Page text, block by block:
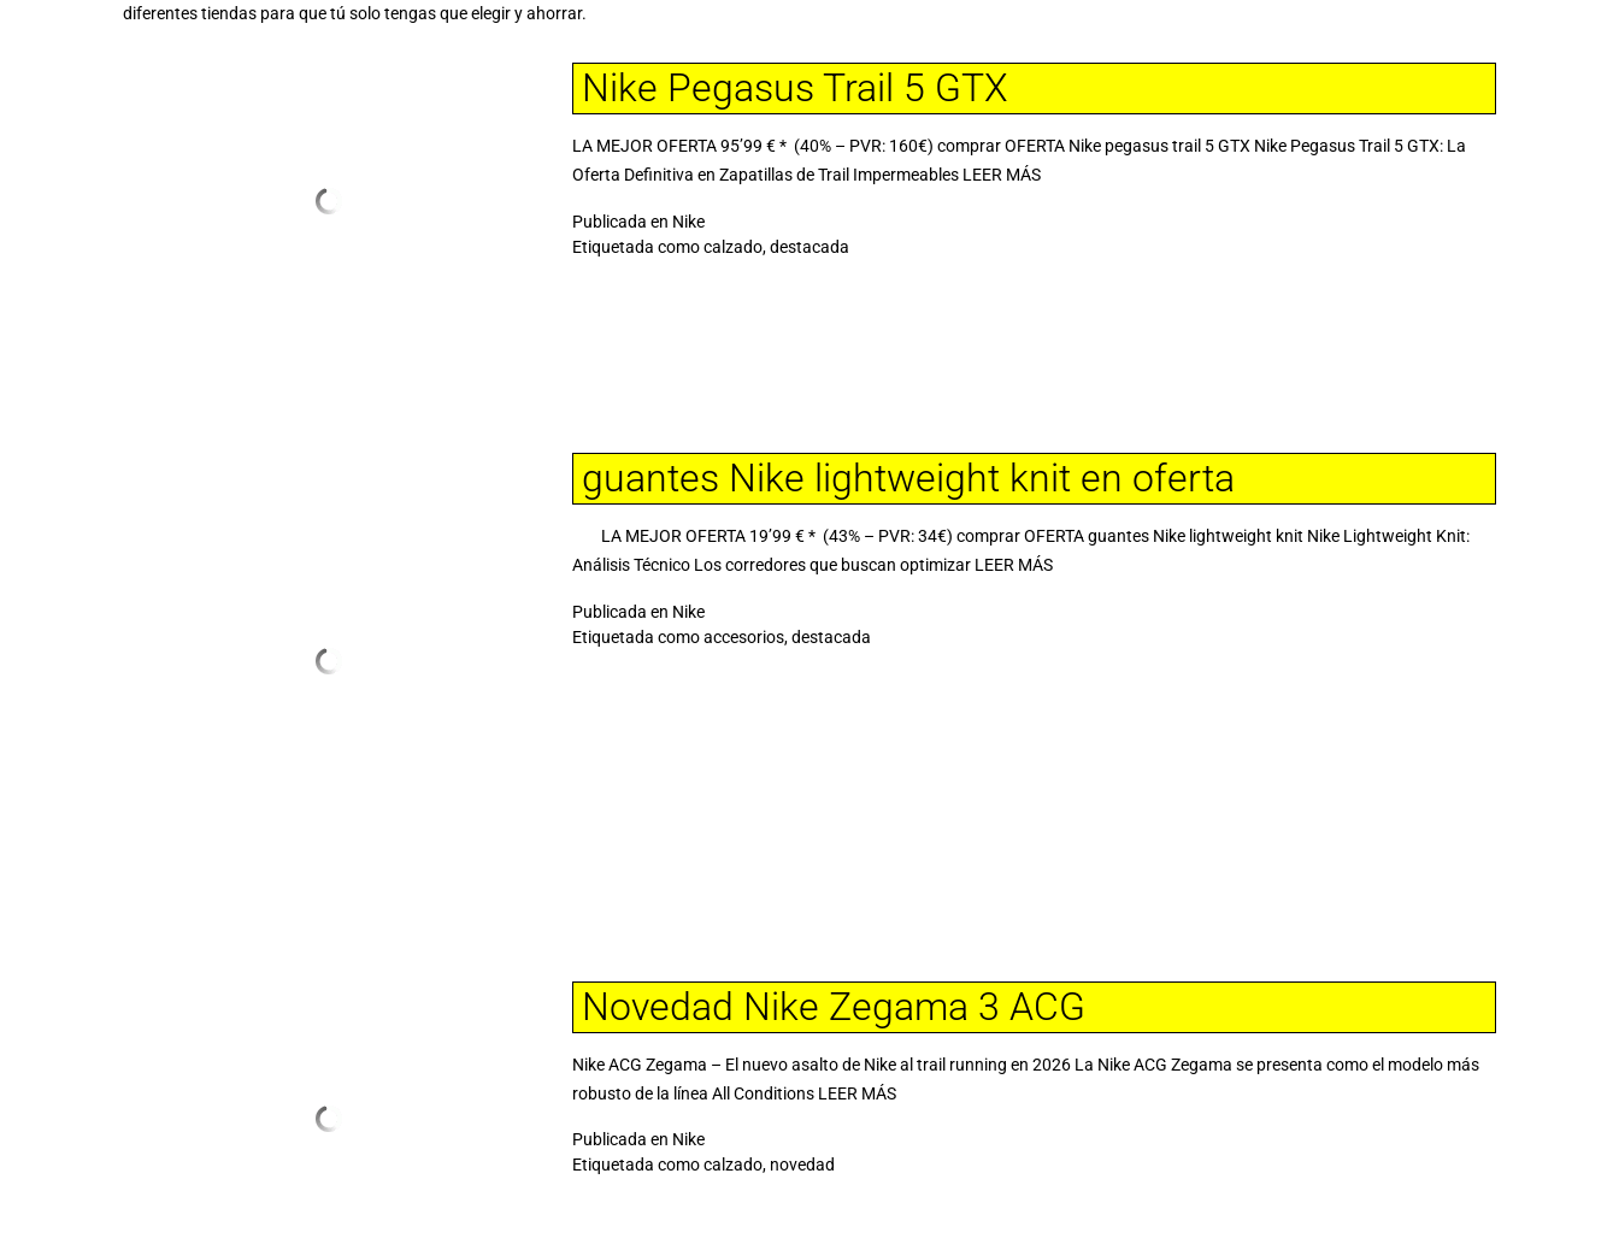
diferentes tiendas para que tú solo tengas que elegir y ahorrar.
Nike Pegasus Trail 5 GTX
LA MEJOR OFERTA 95’99 € * (40% – PVR: 160€) comprar OFERTA Nike pegasus trail 5 GTX Nike Pegasus Trail 5 GTX: La
Oferta Definitiva en Zapatillas de Trail Impermeables LEER MÁS
Publicada en Nike
Etiquetada comocalzado,destacada
guantes Nike lightweight knit en oferta
LA MEJOR OFERTA 19’99 € * (43% – PVR: 34€) comprar OFERTA guantes Nike lightweight knit Nike Lightweight Knit:
Análisis Técnico Los corredores que buscan optimizar LEER MÁS
Publicada en Nike
Etiquetada comoaccesorios,destacada
Novedad Nike Zegama 3 ACG
Nike ACG Zegama – El nuevo asalto de Nike al trail running en 2026 La Nike ACG Zegama se presenta como el modelo más
robusto de la línea All Conditions LEER MÁS
Publicada en Nike
Etiquetada comocalzado, novedad